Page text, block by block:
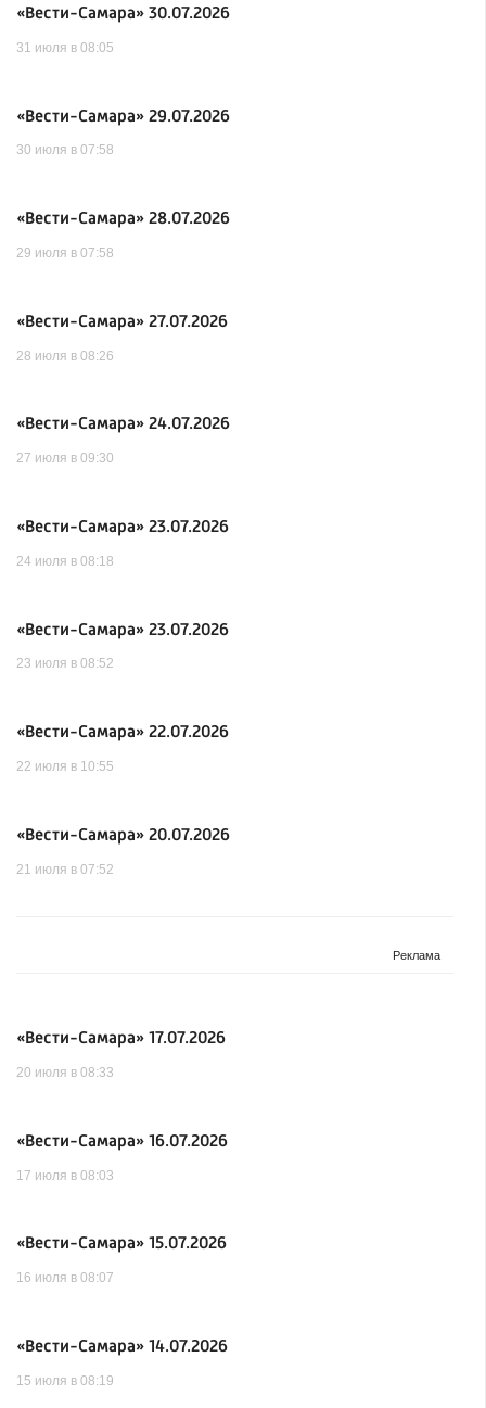
«Вести-Самара» 30.07.2026
31 июля в 08:05
«Вести-Самара» 29.07.2026
30 июля в 07:58
«Вести-Самара» 28.07.2026
29 июля в 07:58
«Вести-Самара» 27.07.2026
28 июля в 08:26
«Вести-Самара» 24.07.2026
27 июля в 09:30
«Вести-Самара» 23.07.2026
24 июля в 08:18
«Вести-Самара» 23.07.2026
23 июля в 08:52
«Вести-Самара» 22.07.2026
22 июля в 10:55
«Вести-Самара» 20.07.2026
21 июля в 07:52
«Вести-Самара» 17.07.2026
20 июля в 08:33
«Вести-Самара» 16.07.2026
17 июля в 08:03
«Вести-Самара» 15.07.2026
16 июля в 08:07
«Вести-Самара» 14.07.2026
15 июля в 08:19